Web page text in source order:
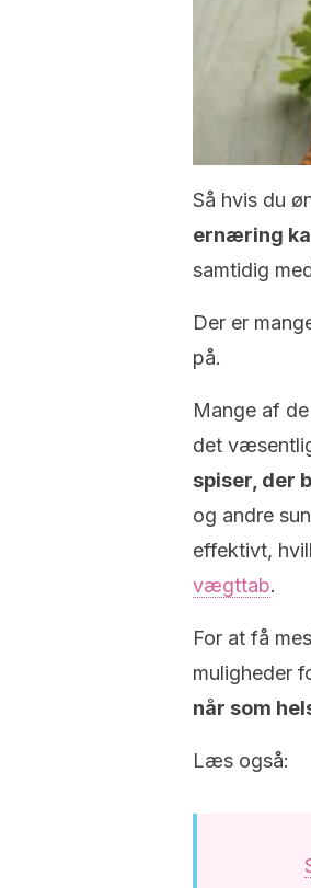
Så hvis du
ernæring
samtidig
Der er
på.
Mange af
det
spiser, der
og andre
effektivt,
vægttab.
For at få
muligheder
når som
Læs også: